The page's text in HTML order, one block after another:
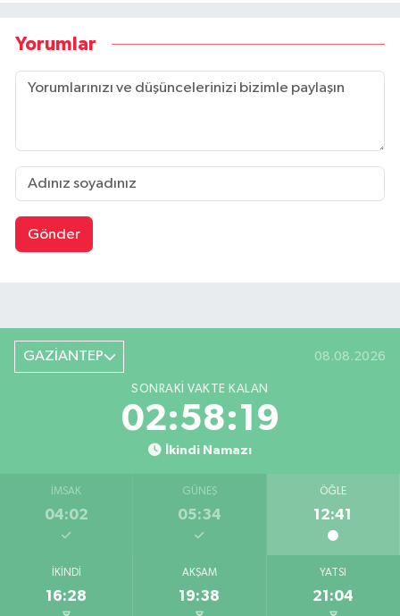
Yorumlar
Gönder
GAZİANTEP 08.08.2026
SONRAKI VAKTE KALAN
02:58:18
İkindi Namazı
İMSAK
04:02
GÜNEŞ
05:34
ÖĞLE
12:41
İKINDI
16:28
AKŞAM
19:38
YATSI
21:04